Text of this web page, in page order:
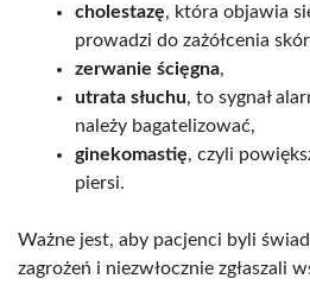
cholestazę, która objawia
prowadzi do zażółcenia
zerwanie ścięgna,
utrata słuchu, to sygnał
należy bagatelizować,
ginekomastię, czyli
piersi.
Ważne jest, aby pacjenci byli
zagrożeń i niezwłocznie zgłaszali